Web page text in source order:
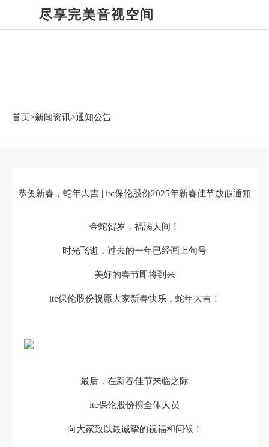
尽享完美音视空间
首页>新闻资讯>通知公告
恭贺新春，蛇年大吉 | itc保伦股份2025年新春佳节放假通知
金蛇贺岁，福满人间！
时光飞逝，过去的一年已经画上句号
美好的春节即将到来
itc保伦股份祝愿大家新春快乐，蛇年大吉！
最后，在新春佳节来临之际
itc保伦股份携全体人员
向大家致以最诚挚的祝福和问候！